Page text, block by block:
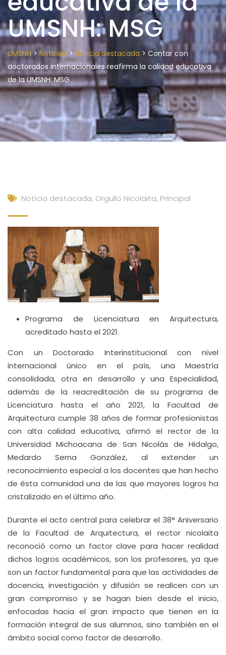
UMSNH: MSG
UMSNH> Noticias > Noticia destacada > Contar con
doctorados internacionales reafirma la calidad educativa
de la UMSNH: MSG
Noticia destacada, Orgullo Nicolaita, Principal
Programa de Licenciatura en Arquitectura,
acreditado hasta el 2021.
Con un Doctorado Interinstitucional con nivel
internacional único en el país, una Maestría
consolidada, otra en desarrollo y una Especialidad,
además de la reacreditación de su programa de
Licenciatura hasta el año 2021, la Facultad de
Arquitectura cumple 38 años de formar profesionistas
con alta calidad educativa, afirmó el rector de la
Universidad Michoacana de San Nicolás de Hidalgo,
Medardo Serna González, al extender un
reconocimiento especial a los docentes que han hecho
de ésta comunidad una de las que mayores logros ha
cristalizado en el último año.
Durante el acto central para celebrar el 38° Aniversario
de la Facultad de Arquitectura, el rector nicolaita
reconoció como un factor clave para hacer realidad
dichos logros académicos, son los profesores, ya que
son un factor fundamental para que las actividades de
docencia, investigación y difusión se realicen con un
gran compromiso y se hagan bien desde el inicio,
enfocadas hacia el gran impacto que tienen en la
formación integral de sus alumnos, sino también en el
ámbito social como factor de desarrollo.